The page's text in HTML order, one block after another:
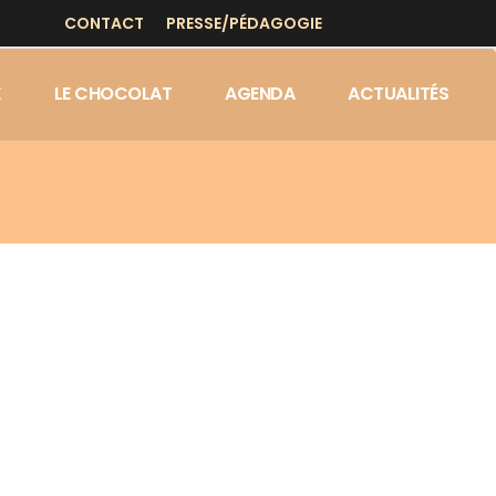
CONTACT PRESSE/PÉDAGOGIE
LE CHOCOLAT AGENDA ACTUALITÉS